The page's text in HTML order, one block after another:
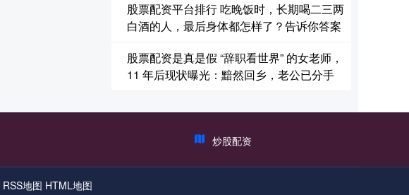
股票配资平台排行 吃晚饭时，长期喝二三两
白酒的人，最后身体都怎样了？告诉你答案
股票配资是真是假 “辞职看世界” 的女老师，
11 年后现状曝光：黯然回乡，老公已分手
炒股配资
RSS地图 HTML地图